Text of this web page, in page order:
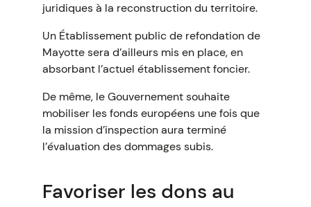
juridiques à la reconstruction du territoire.
Un Établissement public de refondation de
Mayotte sera d’ailleurs mis en place, en
absorbant l’actuel établissement foncier.
De même, le Gouvernement souhaite
mobiliser les fonds européens une fois que
la mission d’inspection aura terminé
l’évaluation des dommages subis.
Favoriser les dons au